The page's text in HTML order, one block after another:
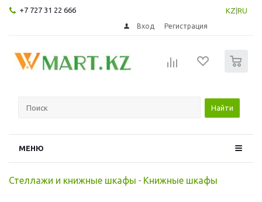
+7 727 31 22 666 KZ RU
Вход Регистрация
Найти
МЕНЮ
Стеллажи и книжные шкафы - Книжные шкафы